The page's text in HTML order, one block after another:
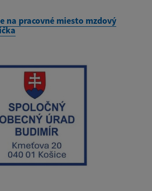
na pracovné miesto mzdový